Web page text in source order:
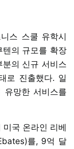
스 스쿨 유학시
의 규모를 확장
의 신규 서비스
로 진출했다. 일
유망한 서비스를
국 온라인 리베
를, 9억 달